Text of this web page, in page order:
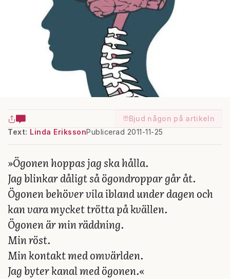
Bjud någon på artikeln
Text: Linda ErikssonPublicerad 2011-11-25
»Ögonen hoppas jag ska hålla.
Jag blinkar dåligt så ögondroppar går åt.
Ögonen behöver vila ibland under dagen och
kan vara mycket trötta på kvällen.
Ögonen är min räddning.
Min röst.
Min kontakt med omvärlden.
Jag byter kanal med ögonen.«